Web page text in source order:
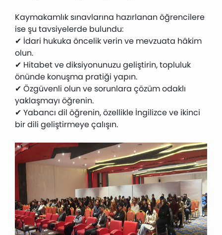
Kaymakamlık sınavlarına hazırlanan öğrencilere
ise şu tavsiyelerde bulundu:
✔ İdari hukuka öncelik verin ve mevzuata hâkim
olun.
✔ Hitabet ve diksiyonunuzu geliştirin, topluluk
önünde konuşma pratiği yapın.
✔ Özgüvenli olun ve sorunlara çözüm odaklı
yaklaşmayı öğrenin.
✔ Yabancı dil öğrenin, özellikle İngilizce ve ikinci
bir dili geliştirmeye çalışın.